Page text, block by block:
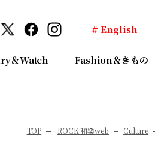
# English
＆Watch Fashion＆きもの
TOP ROCK 和樂web Culture